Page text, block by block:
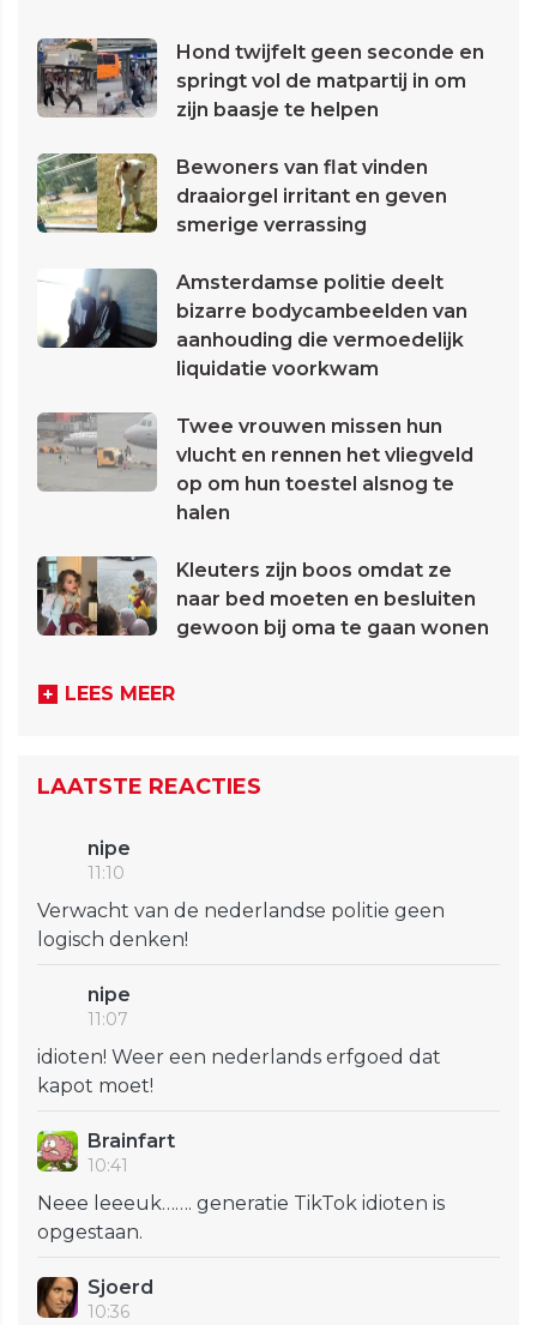
Hond twijfelt geen seconde en
springt vol de matpartij in om
zijn baasje te helpen
Bewoners van flat vinden
draaiorgel irritant en geven
smerige verrassing
Amsterdamse politie deelt
bizarre bodycambeelden van
aanhouding die vermoedelijk
liquidatie voorkwam
Twee vrouwen missen hun
vlucht en rennen het vliegveld
op om hun toestel alsnog te
halen
Kleuters zijn boos omdat ze
naar bed moeten en besluiten
gewoon bij oma te gaan wonen
LEES MEER
LAATSTE REACTIES
nipe
11:10
Verwacht van de nederlandse politie geen
logisch denken!
nipe
11:07
idioten! Weer een nederlands erfgoed dat
kapot moet!
Brainfart
10:41
Neee leeeuk……. generatie TikTok idioten is
opgestaan.
Sjoerd
10:36